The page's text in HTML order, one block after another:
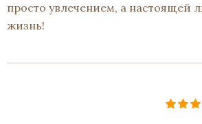
просто увлечением, а настоящей
жизнь!